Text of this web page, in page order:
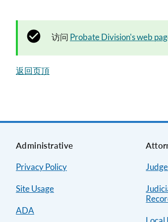
访问 Probate Division's web
返回页頂
Administrative
Privacy Policy
Site Usage
ADA